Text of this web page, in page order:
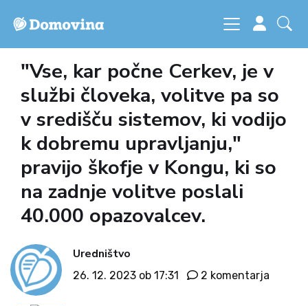
"Vse, kar počne Cerkev, je v
službi človeka, volitve pa so
v središču sistemov, ki vodijo
k dobremu upravljanju,"
pravijo škofje v Kongu, ki so
na zadnje volitve poslali
40.000 opazovalcev.
Uredništvo
26. 12. 2023 ob 17:31 2 komentarja